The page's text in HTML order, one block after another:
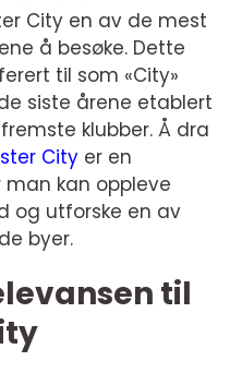
City en av de mest
å besøke. Dette
til som «City»
siste årene etablert
klubber. Å dra
City er en
man kan oppleve
og utforske en av
byer.
til